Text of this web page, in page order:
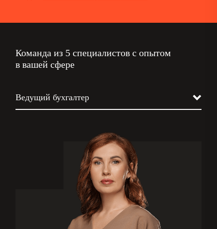
Команда из 5 специалистов с опытом
в вашей сфере
Ведущий бухгалтер
Бизнес-ассистент